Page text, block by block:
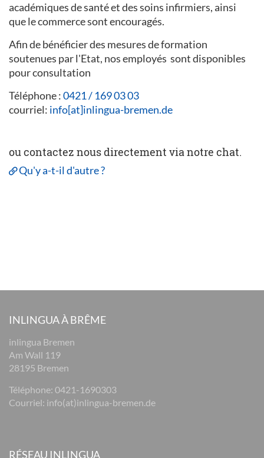
académiques de santé et des soins infirmiers, ainsi
que le commerce sont encouragés.
Afin de bénéficier des mesures de formation
soutenues par l'Etat, nos employés sont disponibles
pour consultation
Téléphone :0421 / 169 03 03
courriel: info[at]inlingua-bremen.de
ou contactez nous directement via notre chat.
Qu'y a-t-il d'autre ?
INLINGUA À BRÊME
inlingua Bremen
Am Wall 119
28195 Bremen
Téléphone: 0421-1690303
Courriel: info(at)inlingua-bremen.de
RÉSEAU INLINGUA